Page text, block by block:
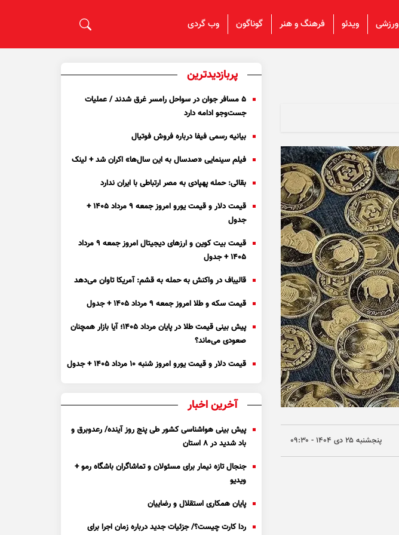
ورزشی ویدئو فرهنگ و هنر گوناگون وب گردی
پنجشنبه ۲۵ دی ۱۴۰۴ - ۰۹:۳۰
پربازدیدترین
۵ مسافر جوان در سواحل رامسر غرق شدند / عملیات
جست‌و‌جو ادامه دارد
بیانیه رسمی فیفا درباره فروش فوتیال
فیلم سینمایی «صدسال به این سال‌ها» اکران شد + لینک
بقائی: حمله پهپادی به مصر ارتباطی با ایران ندارد
قیمت دلار و قیمت یورو امروز جمعه ۹ مرداد ۱۴۰۵ +
جدول
قیمت بیت کوین و ارز‌های دیجیتال امروز جمعه ۹ مرداد
۱۴۰۵ + جدول
قالیباف در واکنش به حمله به قشم: آمریکا تاوان می‌دهد
قیمت سکه و طلا امروز جمعه ۹ مرداد ۱۴۰۵ + جدول
پیش بینی قیمت طلا در پایان مرداد 1405؛ آیا بازار همچنان
صعودی می‌ماند؟
قیمت دلار و قیمت یورو امروز شنبه ۱۰ مرداد ۱۴۰۵ + جدول
آخرین اخبار
پیش بینی هواشناسی کشور طی پنج روز آینده/ رعدوبرق و
باد شدید در ۸ استان
جنجال تازه نیمار برای مسئولان و تماشاگران باشگاه رمو +
ویدیو
پایان همکاری استقلال و رضاییان
ردا کارت چیست؟/ جزئیات جدید درباره زمان اجرا برای